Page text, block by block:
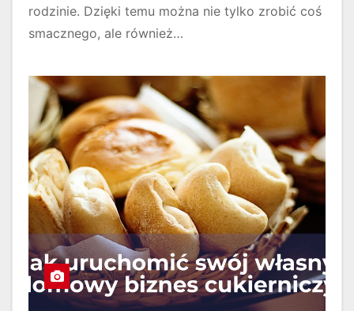
rodzinie. Dzięki temu można nie tylko zrobić coś
smacznego, ale również…